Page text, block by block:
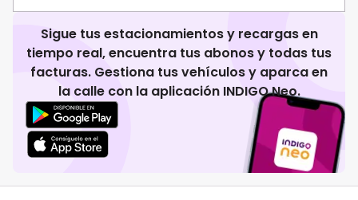
Sigue tus estacionamientos y recargas en
tiempo real, encuentra tus abonos y todas tus
facturas. Gestiona tus vehículos y aparca en
la calle con la aplicación INDIGO Neo.